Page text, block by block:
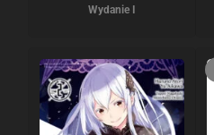
Wydanie I